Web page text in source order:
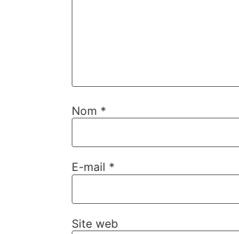
Nom *
E-mail *
Site web